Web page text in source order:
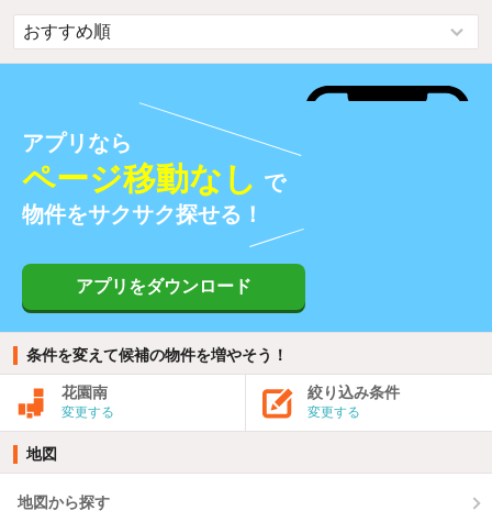
アプリなら
ページ移動なし で
物件をサクサク探せる！
アプリをダウンロード
条件を変えて候補の物件を増やそう！
花園南
変更する
絞り込み条件
変更する
地図
地図から探す